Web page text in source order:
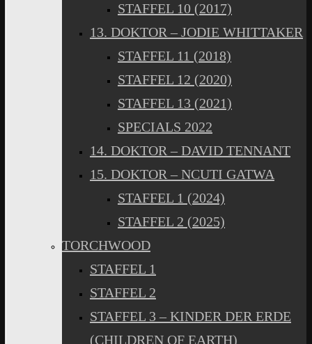
STAFFEL 10 (2017)
13. DOKTOR – JODIE WHITTAKER
STAFFEL 11 (2018)
STAFFEL 12 (2020)
STAFFEL 13 (2021)
SPECIALS 2022
14. DOKTOR – DAVID TENNANT
15. DOKTOR – NCUTI GATWA
STAFFEL 1 (2024)
STAFFEL 2 (2025)
TORCHWOOD
STAFFEL 1
STAFFEL 2
STAFFEL 3 – KINDER DER ERDE
(CHILDREN OF EARTH)